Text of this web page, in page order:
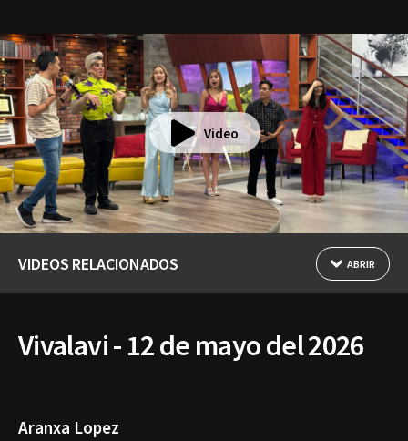
Video
VIDEOS RELACIONADOS ABRIR
Vivalavi - 12 de mayo del 2026
Aranxa Lopez